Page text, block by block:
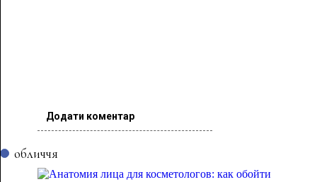
Додати коментар
обличчя